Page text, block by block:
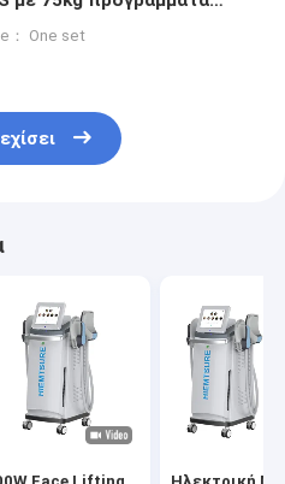
： One set